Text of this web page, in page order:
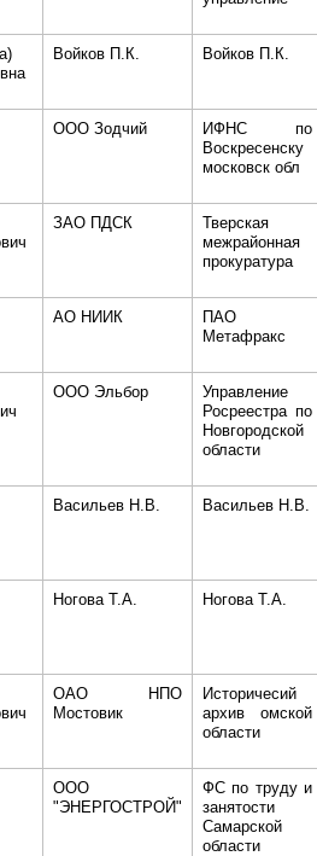
Войков П.К. Войков П.К.
ООО Зодчий
ИФНС по
Воскресенску
московск обл
ЗАО ПДСК
Тверская
межрайонная
прокуратура
АО НИИК
ПАО
Метафракс
ООО Эльбор
Управление
Росреестра по
Новгородской
области
Васильев Н.В. Васильев Н.В.
Ногова Т.А. Ногова Т.А.
ОАО НПО
Мостовик
Историчесий
архив омской
области
ООО
"ЭНЕРГОСТРОЙ"
ФС по труду и
занятости
Самарской
области